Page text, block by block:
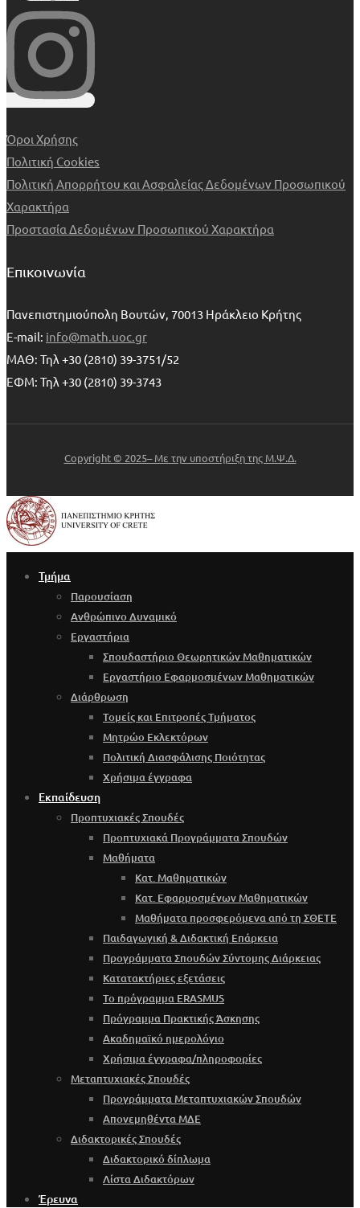
Όροι Χρήσης
Πολιτική Cookies
Πολιτική Απορρήτου και Ασφαλείας Δεδομένων Προσωπικού
Χαρακτήρα
Προστασία Δεδομένων Προσωπικού Χαρακτήρα
Επικοινωνία
Πανεπιστημιούπολη Βουτών, 70013 Ηράκλειο Κρήτης
E-mail: info@math.uoc.gr
ΜΑΘ: Τηλ +30 (2810) 39-3751/52
ΕΦΜ: Τηλ +30 (2810) 39-3743
Copyright © 2025– Με την υποστήριξη της Μ.Ψ.Δ.
Τμήμα
Παρουσίαση
Ανθρώπινο Δυναμικό
Εργαστήρια
Σπουδαστήριο Θεωρητικών Μαθηματικών
Εργαστήριο Εφαρμοσμένων Μαθηματικών
Διάρθρωση
Τομείς και Επιτροπές Τμήματος
Μητρώο Εκλεκτόρων
Πολιτική Διασφάλισης Ποιότητας
Χρήσιμα έγγραφα
Εκπαίδευση
Προπτυχιακές Σπουδές
Προπτυχιακά Προγράμματα Σπουδών
Μαθήματα
Κατ. Μαθηματικών
Κατ. Εφαρμοσμένων Μαθηματικών
Μαθήματα προσφερόμενα από τη ΣΘΕΤΕ
Παιδαγωγική & Διδακτική Επάρκεια
Προγράμματα Σπουδών Σύντομης Διάρκειας
Κατατακτήριες εξετάσεις
Το πρόγραμμα ERASMUS
Πρόγραμμα Πρακτικής Άσκησης
Ακαδημαϊκό ημερολόγιο
Χρήσιμα έγγραφα/πληροφορίες
Μεταπτυχιακές Σπουδές
Προγράμματα Μεταπτυχιακών Σπουδών
Απονεμηθέντα ΜΔΕ
Διδακτορικές Σπουδές
Διδακτορικό δίπλωμα
Λίστα Διδακτόρων
Έρευνα